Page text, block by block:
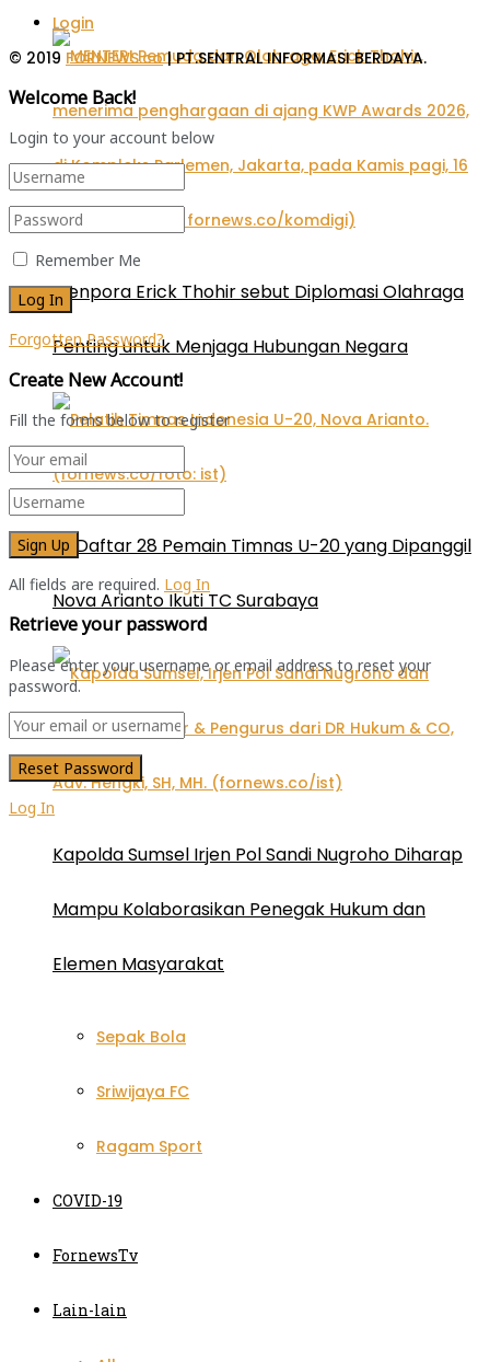
Menpora Erick Thohir sebut Diplomasi Olahraga
Penting untuk Menjaga Hubungan Negara
Ini Daftar 28 Pemain Timnas U-20 yang Dipanggil
Nova Arianto Ikuti TC Surabaya
Kapolda Sumsel Irjen Pol Sandi Nugroho Diharap
Mampu Kolaborasikan Penegak Hukum dan
Elemen Masyarakat
Sepak Bola
Sriwijaya FC
Ragam Sport
COVID-19
FornewsTv
Lain-lain
Login
© 2019 FORNEWS.co| PT.SENTRAL INFORMASI BERDAYA.
Welcome Back!
Login to your account below
Remember Me
Forgotten Password?
Create New Account!
Fill the forms below to register
All fields are required. Log In
Retrieve your password
Please enter your username or email address to reset your
password.
Log In